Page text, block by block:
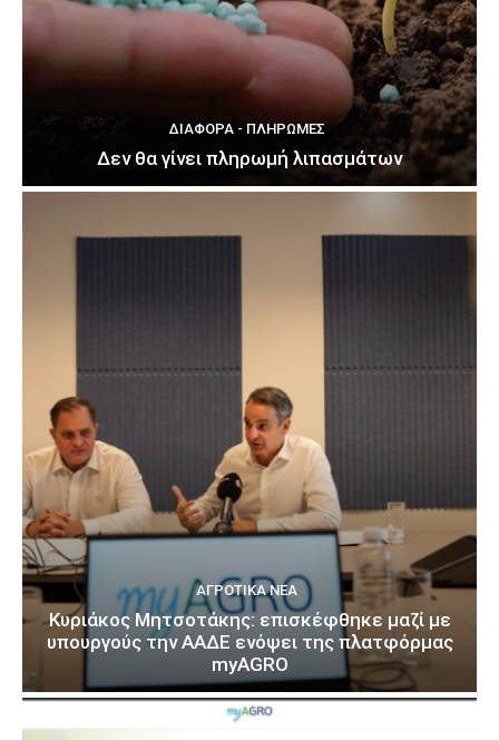
ΔΙΆΦΟΡΑ - ΠΛΗΡΩΜΈΣ
Δεν θα γίνει πληρωμή λιπασμάτων
ΑΓΡΟΤΙΚΆ ΝΈΑ
Κυριάκος Μητσοτάκης: επισκέφθηκε μαζί με
υπουργούς την ΑΑΔΕ ενόψει της πλατφόρμας
myAGRO